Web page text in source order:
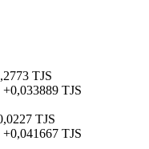
TJS
+0,033889 TJS
TJS
+0,041667 TJS